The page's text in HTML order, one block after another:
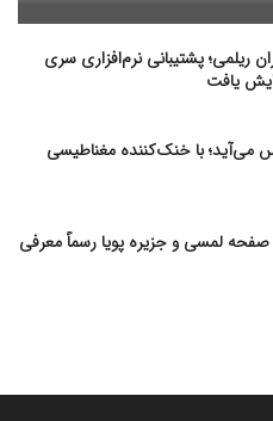
ریلمی؛ پشتیبانی نرم‌افزاری سری
می‌آید؛ با خنک‌کننده مغناطیسی
پرو ۲۰۲۶ با صفحه لمسی و جزیره پویا رسماً معرفی